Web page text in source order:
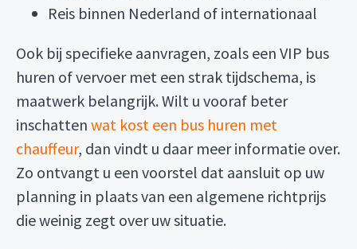
Reis binnen Nederland of internationaal
Ook bij specifieke aanvragen, zoals een VIP bus
huren of vervoer met een strak tijdschema, is
maatwerk belangrijk. Wilt u vooraf beter
inschatten wat kost een bus huren met
chauffeur, dan vindt u daar meer informatie over.
Zo ontvangt u een voorstel dat aansluit op uw
planning in plaats van een algemene richtprijs
die weinig zegt over uw situatie.